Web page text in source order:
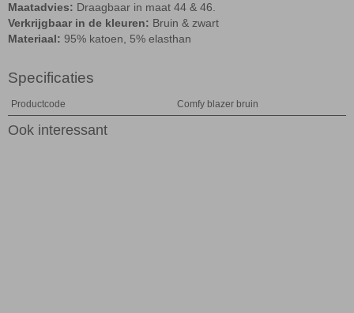
Maatadvies: Draagbaar in maat 44 & 46.
Verkrijgbaar in de kleuren: Bruin & zwart
Materiaal: 95% katoen, 5% elasthan
Specificaties
Productcode Comfy blazer bruin
Ook interessant